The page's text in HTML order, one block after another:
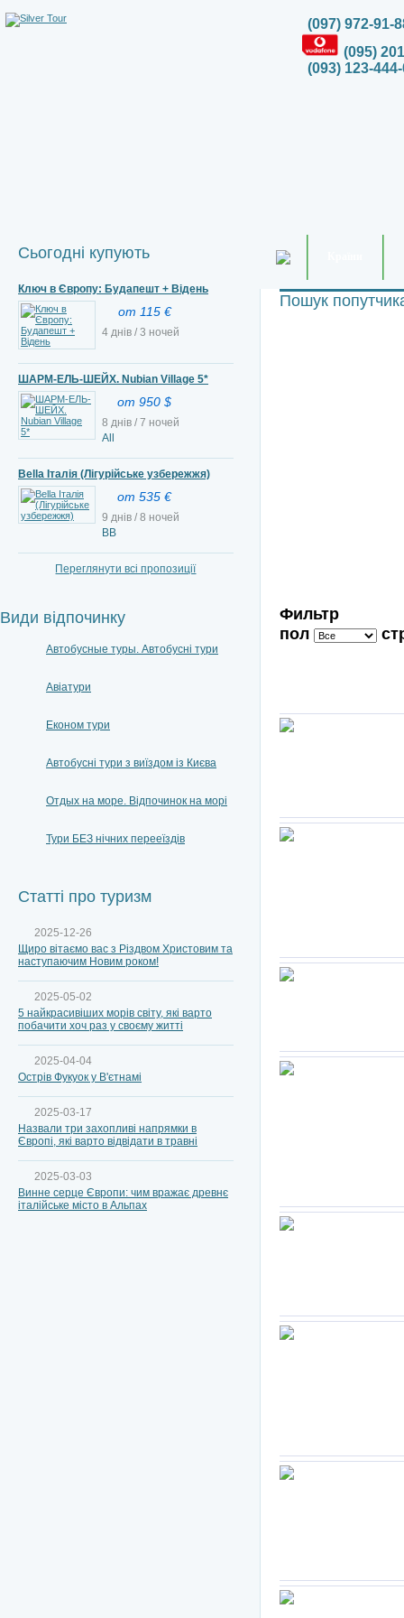
(097) 972-91-
(095)
(093) 123-
Пошук
Фильтр
пол
Сьогодні купують
Ключ в Європу: Будапешт + Відень
от 115 €
4 днів / 3 ночей
ШАРМ-ЕЛЬ-ШЕЙХ. Nubian Village 5*
от 950 $
8 днів / 7 ночей
All
Bella Італія (Лігурійське узбережжя)
от 535 €
9 днів / 8 ночей
ВВ
Переглянути всі пропозиції
Види відпочинку
Автобусные туры. Автобусні тури
Авіатури
Економ тури
Автобусні тури з виїздом із Києва
Отдых на море. Відпочинок на морі
Тури БЕЗ нічних перееїздів
Статті про туризм
2025-12-26
Щиро вітаємо вас з Різдвом Христовим та
наступаючим Новим роком!
2025-05-02
5 найкрасивіших морів світу, які варто
побачити хоч раз у своєму житті
2025-04-04
Острів Фукуок у В'єтнамі
2025-03-17
Назвали три захопливі напрямки в
Європі, які варто відвідати в травні
2025-03-03
Винне серце Європи: чим вражає древнє
італійське місто в Альпах